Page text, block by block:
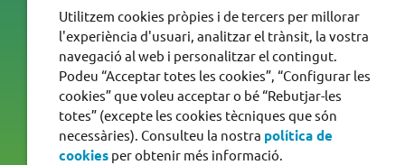
Utilitzem cookies pròpies i de tercers per millorar
l'experiència d'usuari, analitzar el trànsit, la vostra
navegació al web i personalitzar el contingut.
Podeu “Acceptar totes les cookies”, “Configurar les
cookies” que voleu acceptar o bé “Rebutjar-les
totes” (excepte les cookies tècniques que són
necessàries). Consulteu la nostra política de
cookies per obtenir més informació.